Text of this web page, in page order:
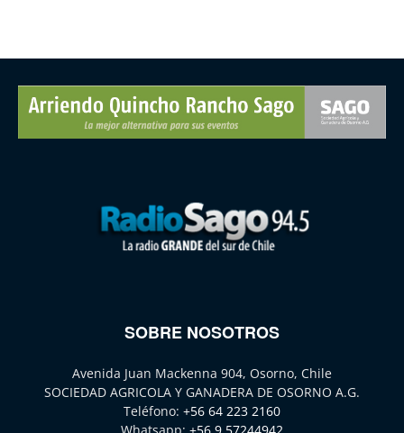
SOBRE NOSOTROS
Avenida Juan Mackenna 904, Osorno, Chile
SOCIEDAD AGRICOLA Y GANADERA DE OSORNO A.G.
Teléfono: +56 64 223 2160